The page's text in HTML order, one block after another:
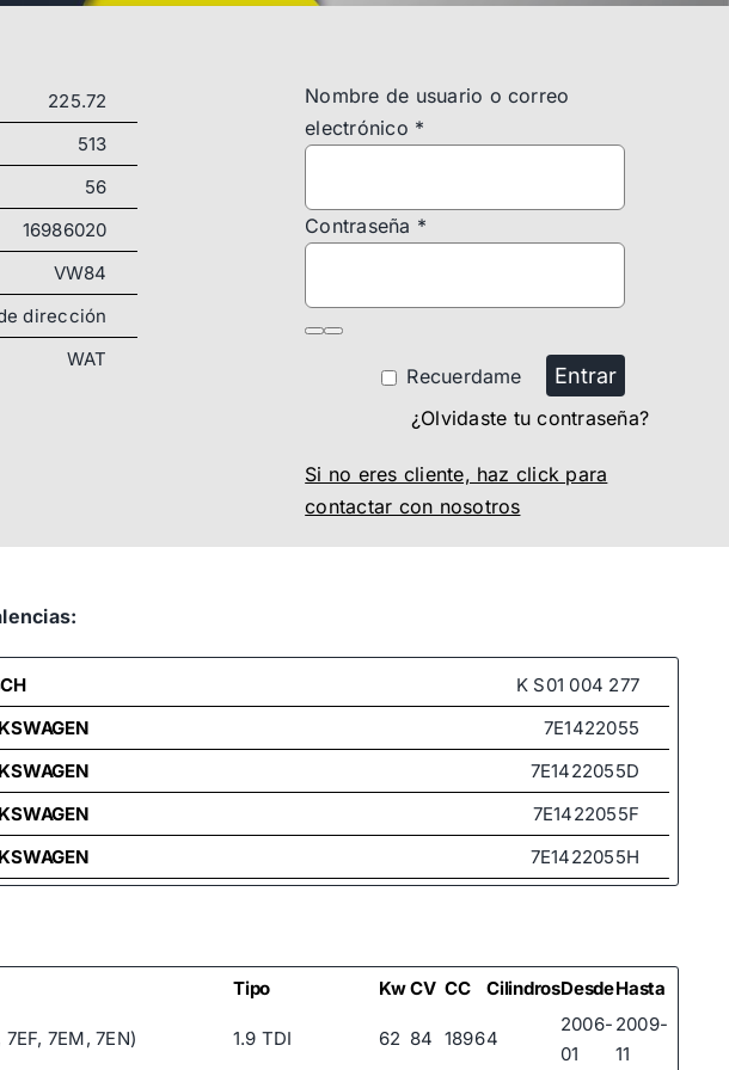
225.72
513
56
16986020
VW84
dirección
WAT
Nombre de usuario o correo
electrónico *
Contraseña *
Recuerdame Entrar
¿Olvidaste tu contraseña?
Si no eres cliente, haz click para
contactar con nosotros
K S01 004 277
7E1422055
7E1422055D
7E1422055F
7E1422055H
7E1422061
7E1422061C
Tipo KwCV CC CilindrosDesdeHasta
7EM, 7EN) 1.9 TDI 62 84 18964
2006-
01
2009-
11